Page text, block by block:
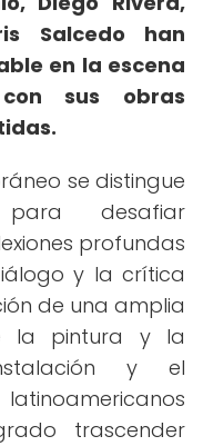
Salcedo han
en la escena
sus obras
se distingue
desafiar
profundas
y la crítica
de una amplia
la pintura y la
y el
trascender